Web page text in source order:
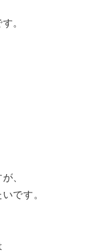
。
、
です。